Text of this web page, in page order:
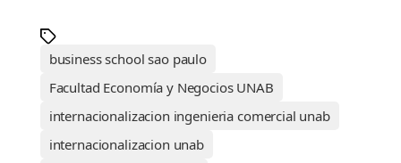
business school sao paulo
Facultad Economía y Negocios UNAB
internacionalizacion ingenieria comercial unab
internacionalizacion unab